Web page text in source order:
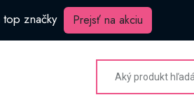
top značky Prejsť na akciu